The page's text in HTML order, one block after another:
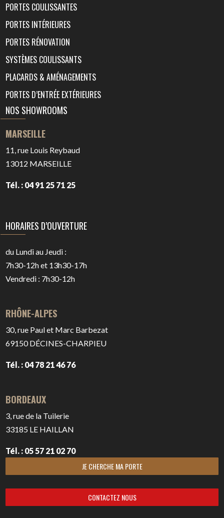
PORTES COULISSANTES
PORTES INTÉRIEURES
PORTES RÉNOVATION
SYSTÈMES COULISSANTS
PLACARDS & AMÉNAGEMENTS
PORTES D’ENTRÉE EXTÉRIEURES
NOS SHOWROOMS
MARSEILLE
11, rue Louis Reybaud
13012 MARSEILLE
Tél. : 04 91 25 71 25
HORAIRES D’OUVERTURE
du Lundi au Jeudi :
7h30-12h et 13h30-17h
Vendredi : 7h30-12h
RHÔNE-ALPES
30, rue Paul et Marc Barbezat
69150DÉCINES-CHARPIEU
Tél. : 04 78 21 46 76
BORDEAUX
3, rue de la Tuilerie
33185 LE HAILLAN
Tél. : 05 57 21 02 70
JE CHERCHE MA PORTE
CONTACTEZ NOUS